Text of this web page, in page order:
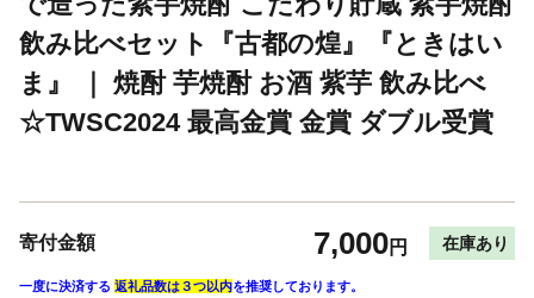
飲み比べセット『古都の煌』『ときはい
ま』 ｜ 焼酎 芋焼酎 お酒 紫芋 飲み比べ
☆TWSC2024 最高金賞 金賞 ダブル受賞
寄付金額 7,000円 在庫あり
一度に決済する 返礼品数は３つ以内を推奨しております。